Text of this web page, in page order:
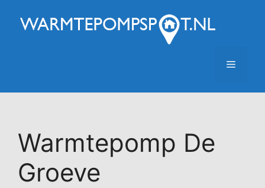
naar
Menu
Warmtepomp De
Groeve